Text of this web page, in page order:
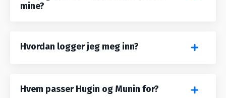
mine?
Hvordan logger jeg meg inn?
Hvem passer Hugin og Munin for?